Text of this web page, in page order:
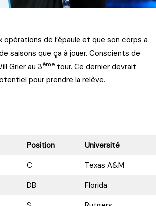
opérations de l’épaule et que son corps a
saisons que ça à jouer. Conscients de
Grier au 3ème tour. Ce dernier devrait
pour prendre la relève.
Position
Université
C
Texas A&M
DB
Florida